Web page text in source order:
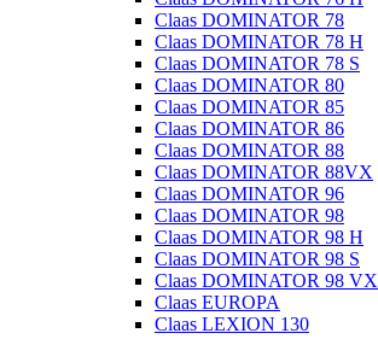
Claas DOMINATOR 78
Claas DOMINATOR 78 H
Claas DOMINATOR 78 S
Claas DOMINATOR 80
Claas DOMINATOR 85
Claas DOMINATOR 86
Claas DOMINATOR 88
Claas DOMINATOR 88VX
Claas DOMINATOR 96
Claas DOMINATOR 98
Claas DOMINATOR 98 H
Claas DOMINATOR 98 S
Claas DOMINATOR 98 VX
Claas EUROPA
Claas LEXION 130